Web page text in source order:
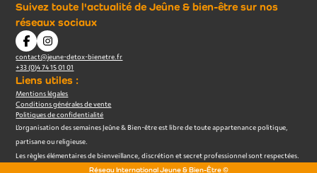
Suivez toute l'actualité de Jeûne & bien-être sur nos
réseaux sociaux
contact@jeune-detox-bienetre.fr
+33 (0)4 74 15 01 01
Liens utiles :
Mentions légales
Conditions générales de vente
Politiques de confidentialité
L’organisation des semaines Jeûne & Bien-être est libre de toute appartenance politique,
partisane ou religieuse.
Les règles élémentaires de bienveillance, discrétion et secret professionnel sont respectées.
Réseau International Jeune & Bien-Être ©